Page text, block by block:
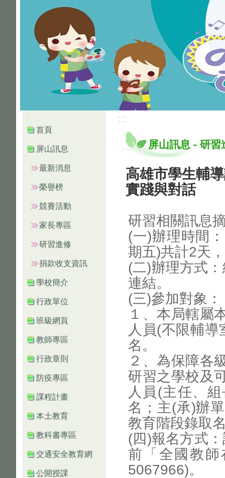
:::
首頁
屏山訊息
最新消息
榮譽榜
競賽活動
家長專區
研習進修
捐款收支資訊
學校簡介
行政單位
班級網頁
教師專區
行政章則
防疫專區
課程計畫
本土教育
教科書專區
交通安全教育網
公開授課
:::
屏山訊息 - 研習
高雄市學生輔
實踐與對話
研習相關訊息
(一)辦理時間
期五)共計2天
(二)辦理方式
連結。
(三)參加對象：
１、本局轄屬
人員(不限輔
名。
２、為保障各
研習之學校及
人員(主任、
名；主(承)辦
教育階段錄取
(四)報名方式
前「全國教
5067966)。